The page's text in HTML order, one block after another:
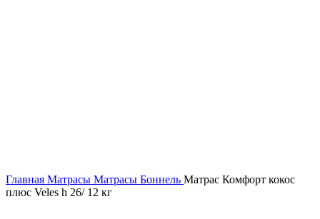
Главная Матрасы Матрасы Боннель Матрас Комфорт кокос
плюс Veles h 26/ 12 кг